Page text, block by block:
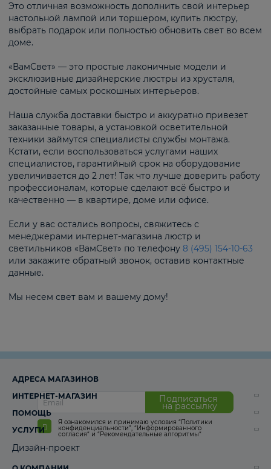
Это отличная возможность дополнить свой интерьер
настольной лампой или торшером, купить люстру,
выбрать подарок или полностью обновить свет во всем
доме.
«ВамСвет» — это простые лаконичные модели и
эксклюзивные дизайнерские люстры из хрусталя,
достойные самых роскошных интерьеров.
Наша служба доставки быстро и аккуратно привезет
заказанные товары, а установкой осветительной
техники займутся специалисты службы монтажа.
Кстати, если воспользоваться услугами наших
специалистов, гарантийный срок на оборудование
увеличивается до 2 лет! Так что лучше доверить работу
профессионалам, которые сделают всё быстро и
качественно — в квартире, доме или офисе.
Если у вас остались вопросы, свяжитесь с
менеджерами интернет-магазина люстр и
светильников «ВамСвет» по телефону 8 (495) 154-10-63
или закажите обратный звонок, оставив контактные
данные.
Мы несем свет вам и вашему дому!
Подписаться
на рассылку
Я ознакомился и принимаю условия “Политики
конфиденциальности”, “Информированного
согласия“ и “Рекомендательные алгоритмы“
АДРЕСА МАГАЗИНОВ
ИНТЕРНЕТ-МАГАЗИН
ПОМОЩЬ
УСЛУГИ
Дизайн-проект